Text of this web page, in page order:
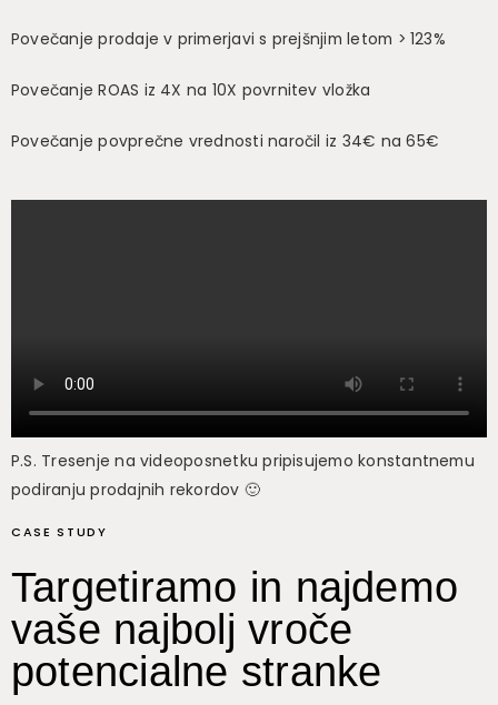
Povečanje prodaje v primerjavi s prejšnjim letom > 123%
Povečanje ROAS iz 4X na 10X povrnitev vložka
Povečanje povprečne vrednosti naročil iz 34€ na 65€
P.S. Tresenje na videoposnetku pripisujemo konstantnemu
podiranju prodajnih rekordov 🙂
CASE STUDY
Targetiramo in najdemo
vaše najbolj vroče
potencialne stranke